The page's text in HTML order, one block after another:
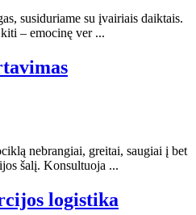
susiduriame su įvairiais daiktais.
– emocinę ver ...
nebrangiai, greitai, saugiai į bet
šalį. Konsultuoja ...
logistika